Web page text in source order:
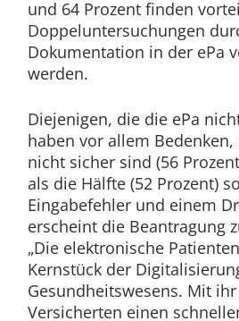
und 64 Prozent finden
Doppeluntersuchungen
Dokumentation in der ePa
werden.
Diejenigen, die die ePa
haben vor allem
nicht sicher sind (56
als die Hälfte (52 Prozent)
Eingabefehler und einem
erscheint die Beantragung
„Die elektronische
Kernstück der
Gesundheitswesens. Mit
Versicherten einen